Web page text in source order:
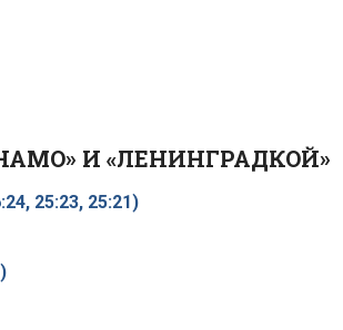
И «ЛЕНИНГРАДКОЙ»
25:23, 25:21)